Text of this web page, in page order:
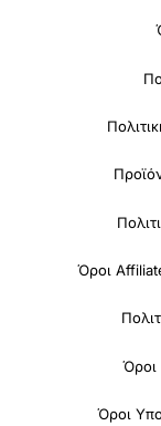
Όροι
Όροι
Όροι